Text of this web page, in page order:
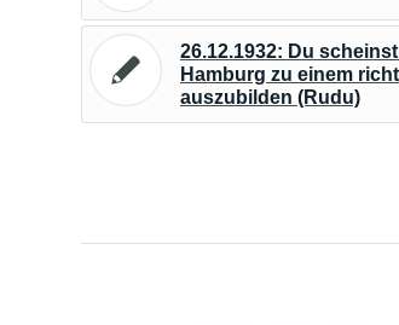
26.12.1932: Du
Hamburg zu einem
auszubilden (Rudu)